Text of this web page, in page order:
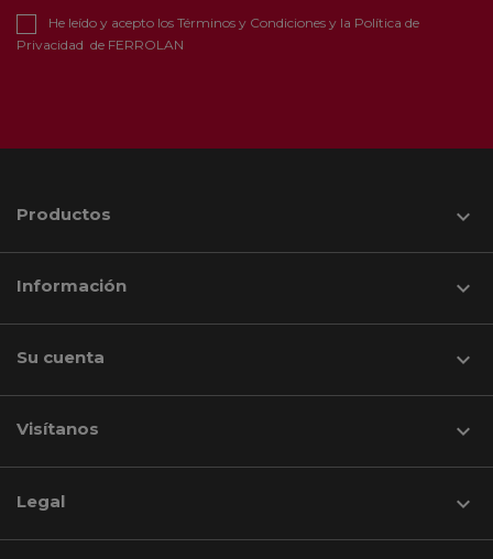
He leído y acepto los Términos y Condiciones y la Política de
Privacidad de FERROLAN
Productos 
Información 
Su cuenta 
Visítanos keyboard_arrow_down
Legal 